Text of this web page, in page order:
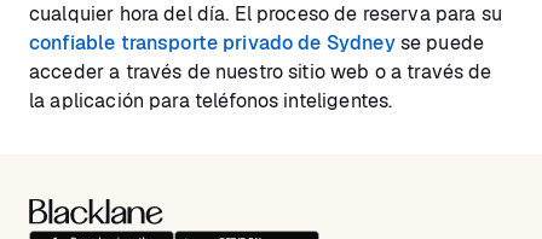
cualquier hora del día. El proceso de reserva para su
confiable transporte privado de Sydneyse puede
acceder a través de nuestro sitio web o a través de
la aplicación para teléfonos inteligentes.